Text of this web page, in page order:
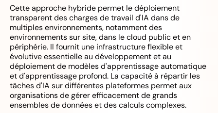
Cette approche hybride permet le déploiement
transparent des charges de travail d'IA dans de
multiples environnements, notamment des
environnements sur site, dans le cloud public et en
périphérie. Il fournit une infrastructure flexible et
évolutive essentielle au développement et au
déploiement de modèles d'apprentissage automatique
et d'apprentissage profond. La capacité à répartir les
tâches d'IA sur différentes plateformes permet aux
organisations de gérer efficacement de grands
ensembles de données et des calculs complexes.